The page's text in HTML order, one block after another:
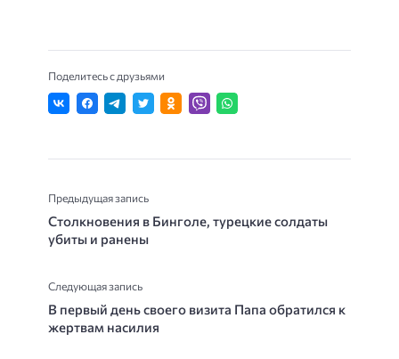
Поделитесь с друзьями
Предыдущая запись
Столкновения в Бинголе, турецкие солдаты
убиты и ранены
Следующая запись
В первый день своего визита Папа обратился к
жертвам насилия